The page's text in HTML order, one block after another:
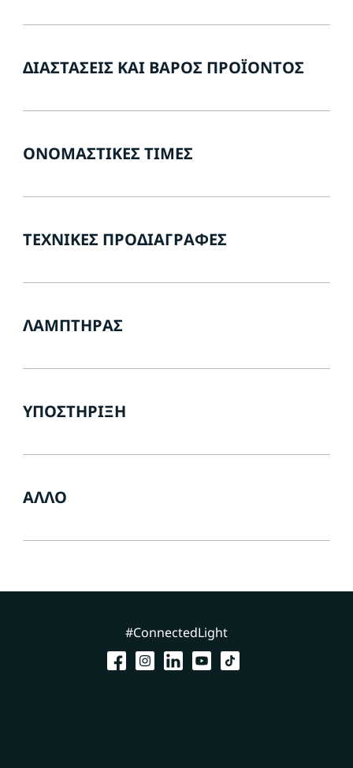
ΔΙΑΣΤΆΣΕΙΣ ΚΑΙ ΒΆΡΟΣ ΠΡΟΪΌΝΤΟΣ
ΟΝΟΜΑΣΤΙΚΈΣ ΤΙΜΈΣ
ΤΕΧΝΙΚΈΣ ΠΡΟΔΙΑΓΡΑΦΈΣ
ΛΑΜΠΤΉΡΑΣ
ΥΠΟΣΤΉΡΙΞΗ
ΆΛΛΟ
#ConnectedLight